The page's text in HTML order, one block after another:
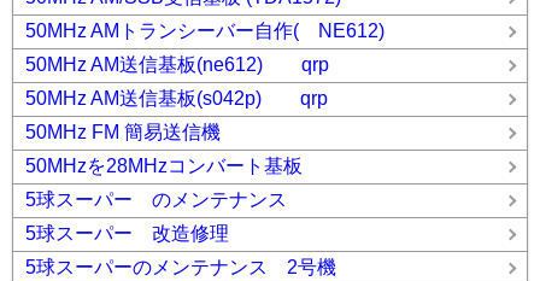
50MHz AMトランシーバー自作( NE612)
50MHz AM送信基板(ne612) qrp
50MHz AM送信基板(s042p) qrp
50MHz FM 簡易送信機
50MHzを28MHzコンバート基板
5球スーパー のメンテナンス
5球スーパー 改造修理
5球スーパーのメンテナンス 2号機